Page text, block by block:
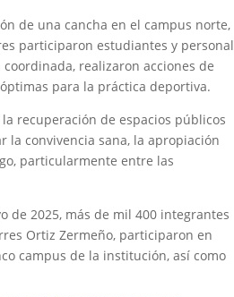
de una cancha en el campus norte,
participaron estudiantes y personal
realizaron acciones de
para la práctica deportiva.
recuperación de espacios públicos
la convivencia sana, la apropiación
particularmente entre las
de 2025, más de mil 400 integrantes
Ortiz Zermeño, participaron en
campus de la institución, así como